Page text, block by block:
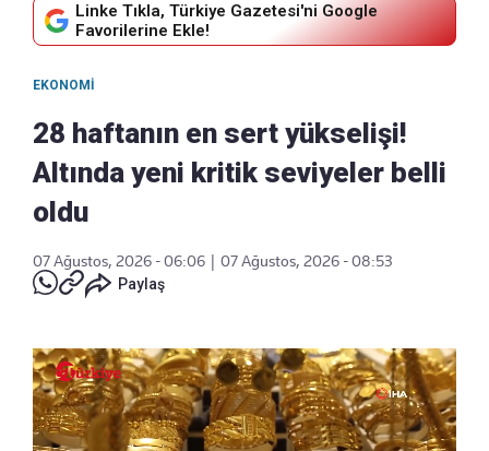
Linke Tıkla, Türkiye Gazetesi'ni Google
Favorilerine Ekle!
EKONOMI
28 haftanın en sert yükselişi!
Altında yeni kritik seviyeler belli
oldu
07 Ağustos, 2026 - 06:06
07 Ağustos, 2026 - 08:53
Paylaş